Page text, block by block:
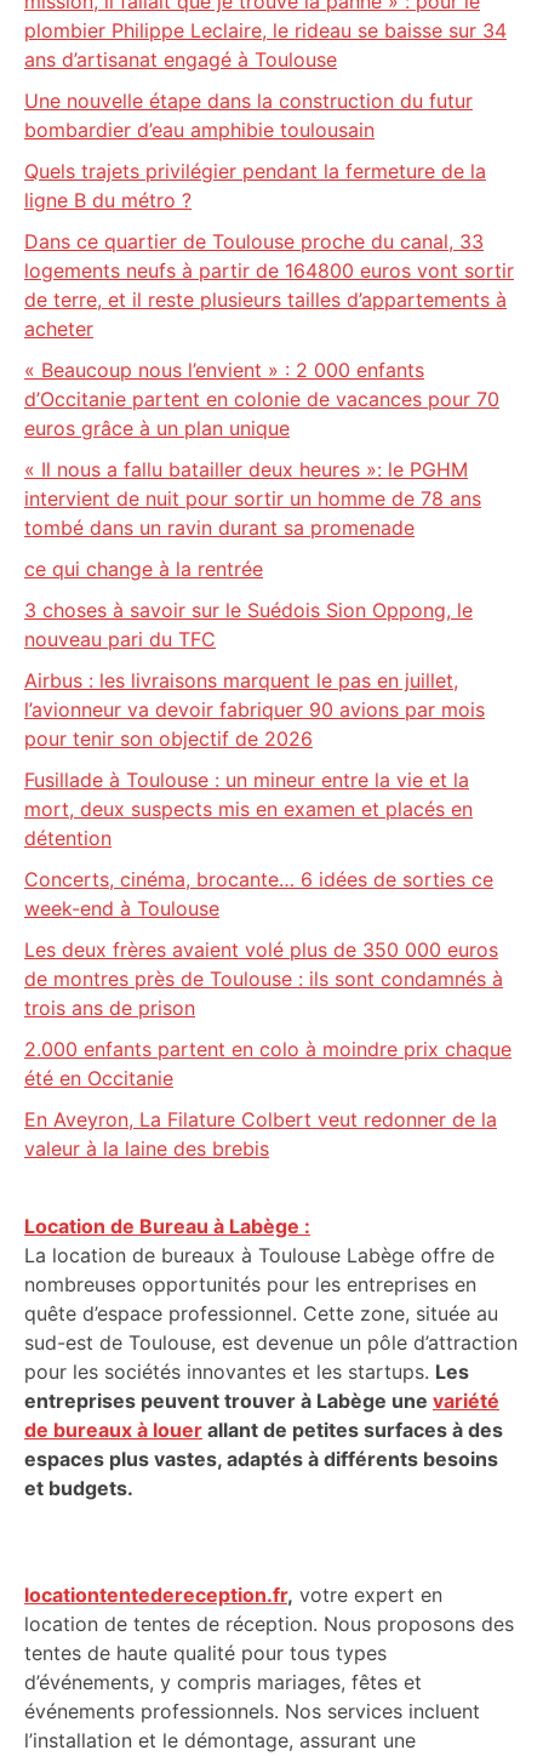
plombier Philippe Leclaire, le rideau se baisse sur 34
ans d’artisanat engagé à Toulouse
Une nouvelle étape dans la construction du futur
bombardier d’eau amphibie toulousain
Quels trajets privilégier pendant la fermeture de la
ligne B du métro ?
Dans ce quartier de Toulouse proche du canal, 33
logements neufs à partir de 164800 euros vont sortir
de terre, et il reste plusieurs tailles d’appartements à
acheter
« Beaucoup nous l’envient » : 2 000 enfants
d’Occitanie partent en colonie de vacances pour 70
euros grâce à un plan unique
« Il nous a fallu batailler deux heures »: le PGHM
intervient de nuit pour sortir un homme de 78 ans
tombé dans un ravin durant sa promenade
ce qui change à la rentrée
3 choses à savoir sur le Suédois Sion Oppong, le
nouveau pari du TFC
Airbus : les livraisons marquent le pas en juillet,
l’avionneur va devoir fabriquer 90 avions par mois
pour tenir son objectif de 2026
Fusillade à Toulouse : un mineur entre la vie et la
mort, deux suspects mis en examen et placés en
détention
Concerts, cinéma, brocante… 6 idées de sorties ce
week-end à Toulouse
Les deux frères avaient volé plus de 350 000 euros
de montres près de Toulouse : ils sont condamnés à
trois ans de prison
2.000 enfants partent en colo à moindre prix chaque
été en Occitanie
En Aveyron, La Filature Colbert veut redonner de la
valeur à la laine des brebis
Location de Bureau à Labège :
La location de bureaux à Toulouse Labège offre de
nombreuses opportunités pour les entreprises en
quête d’espace professionnel. Cette zone, située au
sud-est de Toulouse, est devenue un pôle d’attraction
pour les sociétés innovantes et les startups. Les
entreprises peuvent trouver à Labège une variété
de bureaux à louer allant de petites surfaces à des
espaces plus vastes, adaptés à différents besoins
et budgets.
locationtentedereception.fr, votre expert en
location de tentes de réception. Nous proposons des
tentes de haute qualité pour tous types
d’événements, y compris mariages, fêtes et
événements professionnels. Nos services incluent
l’installation et le démontage, assurant une